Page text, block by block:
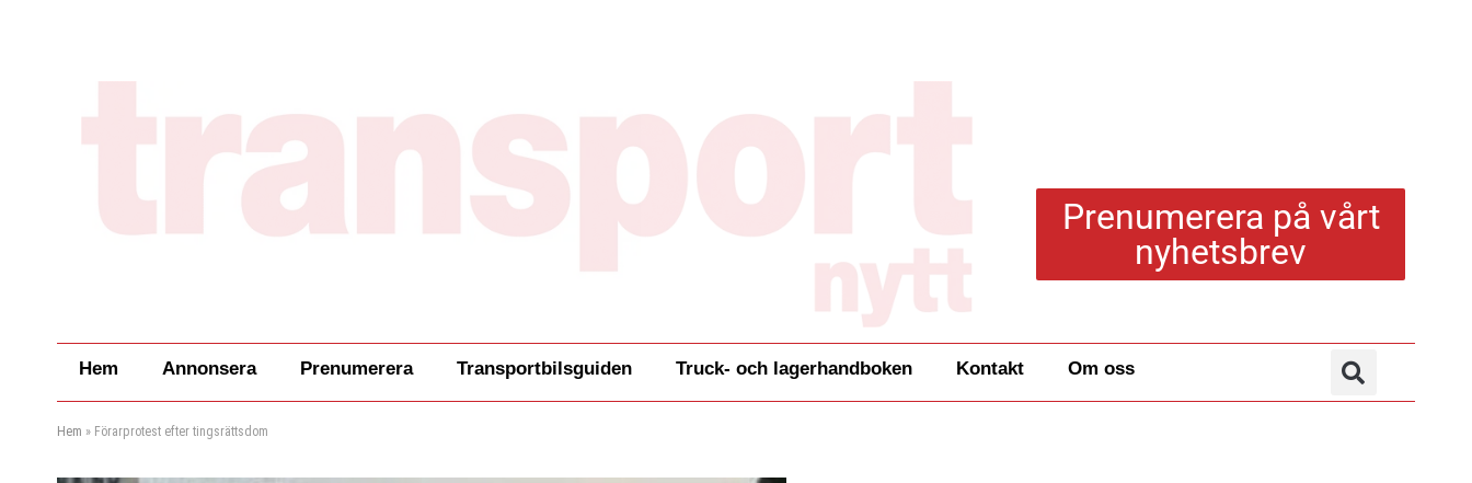
Prenumerera på vårt
nyhetsbrev
Hem Annonsera Prenumerera Transportbilsguiden Truck- och lagerhandboken Kontakt Om oss
Hem » Förarprotest efter tingsrättsdom